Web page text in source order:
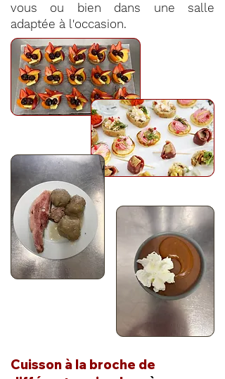
vous ou bien dans une salle
adaptée à l'occasion.
Cuisson à la broche de